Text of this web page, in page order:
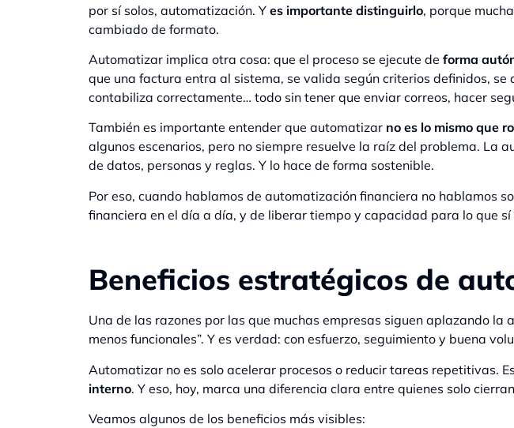
por sí solos, automatización. Y es importante distinguirlo, porque
cambiado de formato.
Automatizar implica otra cosa: que el proceso se ejecute de forma
que una factura entra al sistema, se valida según criterios definidos,
contabiliza correctamente… todo sin tener que enviar correos, hacer
También es importante entender que automatizar no es lo mismo que
algunos escenarios, pero no siempre resuelve la raíz del problema.
de datos, personas y reglas. Y lo hace de forma sostenible.
Por eso, cuando hablamos de automatización financiera no hablamos
financiera en el día a día, y de liberar tiempo y capacidad para lo que
Beneficios estratégicos de
Una de las razones por las que muchas empresas siguen aplazando
menos funcionales”. Y es verdad: con esfuerzo, seguimiento y buena
Automatizar no es solo acelerar procesos o reducir tareas repetitivas.
interno. Y eso, hoy, marca una diferencia clara entre quienes solo
Veamos algunos de los beneficios más visibles: